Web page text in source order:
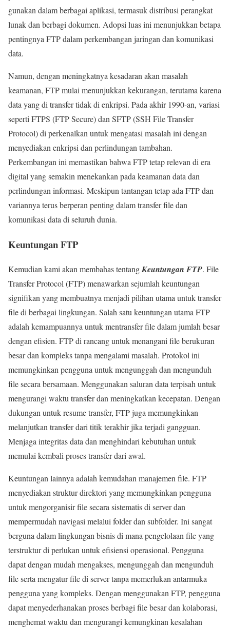
gunakan dalam berbagai aplikasi, termasuk distribusi perangkat
lunak dan berbagi dokumen. Adopsi luas ini menunjukkan betapa
pentingnya FTP dalam perkembangan jaringan dan komunikasi
data.
Namun, dengan meningkatnya kesadaran akan masalah
keamanan, FTP mulai menunjukkan kekurangan, terutama karena
data yang di transfer tidak di enkripsi. Pada akhir 1990-an, variasi
seperti FTPS (FTP Secure) dan SFTP (SSH File Transfer
Protocol) di perkenalkan untuk mengatasi masalah ini dengan
menyediakan enkripsi dan perlindungan tambahan.
Perkembangan ini memastikan bahwa FTP tetap relevan di era
digital yang semakin menekankan pada keamanan data dan
perlindungan informasi. Meskipun tantangan tetap ada FTP dan
variannya terus berperan penting dalam transfer file dan
komunikasi data di seluruh dunia.
Keuntungan FTP
Kemudian kami akan membahas tentangKeuntungan FTP. File
Transfer Protocol (FTP) menawarkan sejumlah keuntungan
signifikan yang membuatnya menjadi pilihan utama untuk transfer
file di berbagai lingkungan. Salah satu keuntungan utama FTP
adalah kemampuannya untuk mentransfer file dalam jumlah besar
dengan efisien. FTP di rancang untuk menangani file berukuran
besar dan kompleks tanpa mengalami masalah. Protokol ini
memungkinkan pengguna untuk mengunggah dan mengunduh
file secara bersamaan. Menggunakan saluran data terpisah untuk
mengurangi waktu transfer dan meningkatkan kecepatan. Dengan
dukungan untuk resume transfer, FTP juga memungkinkan
melanjutkan transfer dari titik terakhir jika terjadi gangguan.
Menjaga integritas data dan menghindari kebutuhan untuk
memulai kembali proses transfer dari awal.
Keuntungan lainnya adalah kemudahan manajemen file. FTP
menyediakan struktur direktori yang memungkinkan pengguna
untuk mengorganisir file secara sistematis di server dan
mempermudah navigasi melalui folder dan subfolder. Ini sangat
berguna dalam lingkungan bisnis di mana pengelolaan file yang
terstruktur di perlukan untuk efisiensi operasional. Pengguna
dapat dengan mudah mengakses, mengunggah dan mengunduh
file serta mengatur file di server tanpa memerlukan antarmuka
pengguna yang kompleks. Dengan menggunakan FTP, pengguna
dapat menyederhanakan proses berbagi file besar dan kolaborasi,
menghemat waktu dan mengurangi kemungkinan kesalahan